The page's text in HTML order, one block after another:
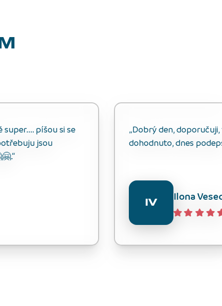
píšou si se
jsou
„Dobrý den,
dohodnuto, dnes
IV Ilona